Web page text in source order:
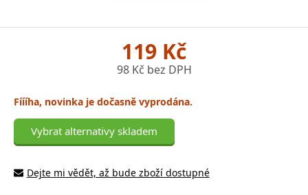
119 Kč
98 Kč bez DPH
Fíííha, novinka je dočasně vyprodána.
Vybrat alternativy skladem
Dejte mi vědět, až bude zboží dostupné